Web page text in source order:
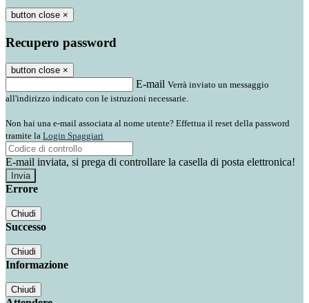
button close ×
Recupero password
button close ×
E-mail Verrà inviato un messaggio
all'indirizzo indicato con le istruzioni necessarie.
Non hai una e-mail associata al nome utente? Effettua il reset della password
tramite la Login Spaggiari
E-mail inviata, si prega di controllare la casella di posta elettronica!
Errore
Chiudi
Successo
Chiudi
Informazione
Chiudi